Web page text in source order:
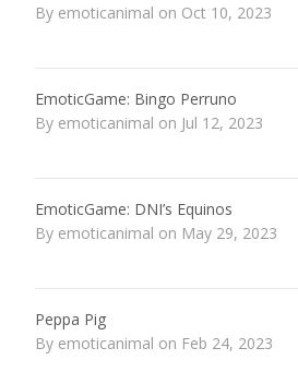
By emoticanimal on Oct 10, 2023
EmoticGame: Bingo Perruno
By emoticanimal on Jul 12, 2023
EmoticGame: DNI’s Equinos
By emoticanimal on May 29, 2023
Peppa Pig
By emoticanimal on Feb 24, 2023